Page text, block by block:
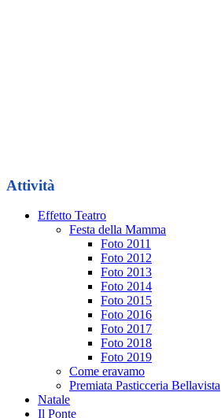
Attività
Effetto Teatro
Festa della Mamma
Foto 2011
Foto 2012
Foto 2013
Foto 2014
Foto 2015
Foto 2016
Foto 2017
Foto 2018
Foto 2019
Come eravamo
Premiata Pasticceria Bellavista
Natale
Il Ponte